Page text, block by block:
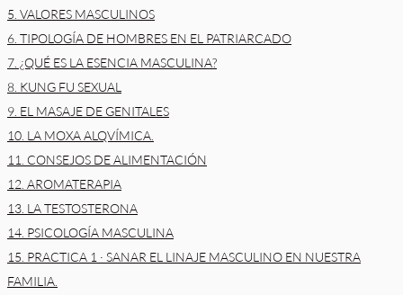
5. VALORES MASCULINOS
6. TIPOLOGÍA DE HOMBRES EN EL PATRIARCADO
7. ¿QUÉ ES LA ESENCIA MASCULINA?
8. KUNG FU SEXUAL
9. EL MASAJE DE GENITALES
10. LA MOXA ALQVÍMICA.
11. CONSEJOS DE ALIMENTACIÓN
12. AROMATERAPIA
13. LA TESTOSTERONA
14. PSICOLOGÍA MASCULINA
15. PRACTICA 1 · SANAR EL LINAJE MASCULINO EN NUESTRA
FAMILIA.